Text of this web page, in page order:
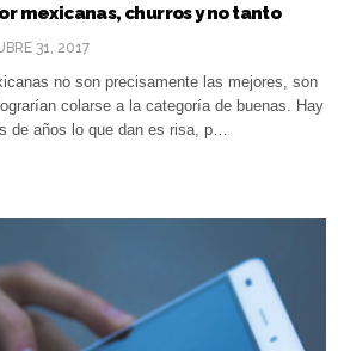
mexicanas, churros y no tanto
31, 2017
no son precisamente las mejores, son
colarse a la categoría de buenas. Hay
de años lo que dan es risa, p…